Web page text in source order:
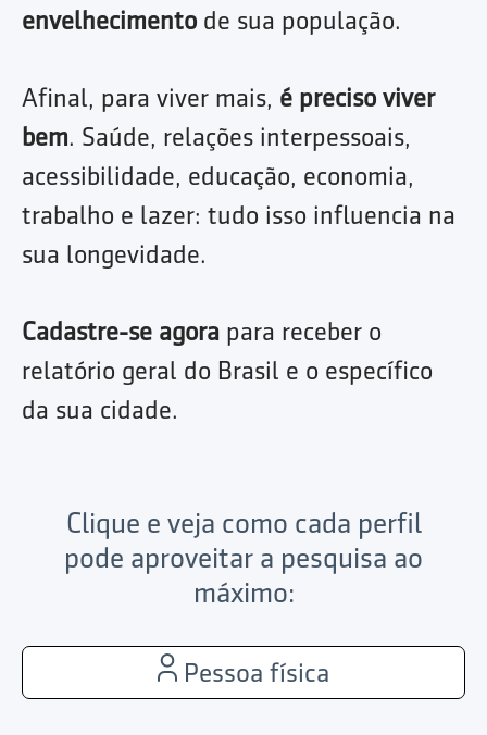
envelhecimento de sua população.
Afinal, para viver mais, é preciso viver
bem. Saúde, relações interpessoais,
acessibilidade, educação, economia,
trabalho e lazer: tudo isso influencia na
sua longevidade.
Cadastre-se agora para receber o
relatório geral do Brasil e o específico
da sua cidade.
Clique e veja como cada perfil
pode aproveitar a pesquisa ao
máximo:
Pessoa física